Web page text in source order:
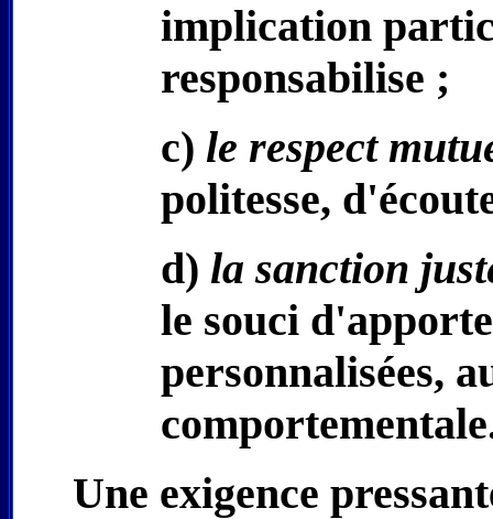
implication
responsabilise ;
c) le respect
politesse,
d) la sanction
le souci
personnalisées,
Une exigence